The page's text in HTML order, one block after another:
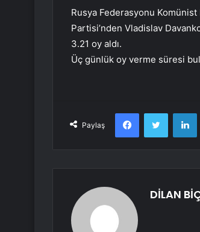
Rusya Federasyonu
Partisi’nden Vladislav
3.21 oy aldı.
Üç günlük oy verme süresi
Paylaş
FacebookTwitter
DİLAN